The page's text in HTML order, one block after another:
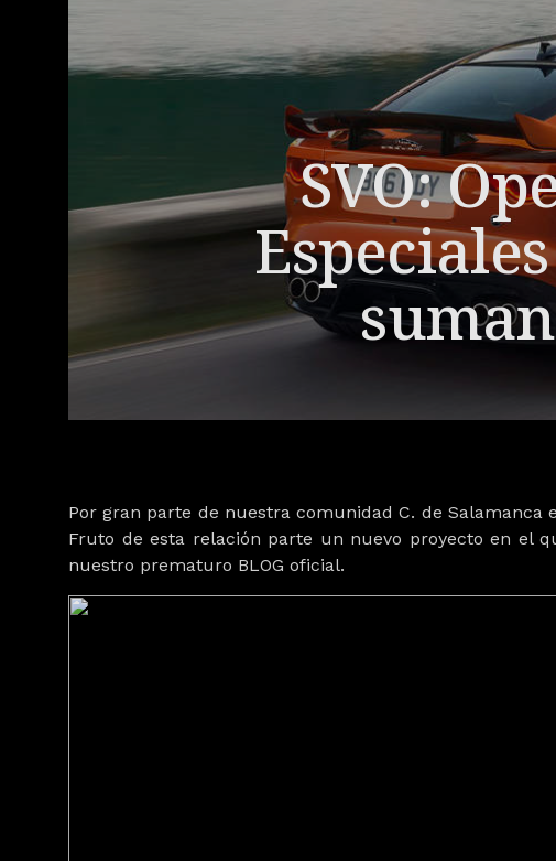
SVO:
Por gran parte de nuestra comunidad C. de
Fruto de esta relación parte un nuevo proyecto en el
nuestro prematuro BLOG oficial.